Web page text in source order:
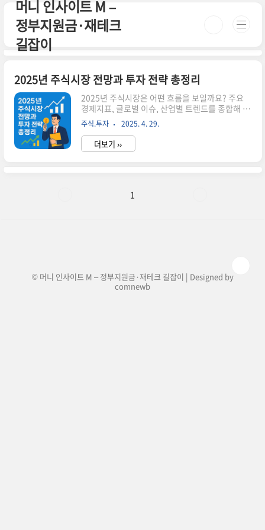
본문 바로가기
머니 인사이트 M –
정부지원금·재테크
길잡이
2025년 주식시장 전망과 투자 전략 총정리
2025년 주식시장은 어떤 흐름을 보일까요? 주요
경제지표, 글로벌 이슈, 산업별 트렌드를 종합해 투
자 전략을 세워보세요. 이번 포스팅에서는 2025년
주식시장에 영향을 줄 요소들과 대응 방법을 한눈
에 정리했습니다.✅ 2025년 주식시장 전망 요약미
국 금리 정책: 금리 인하 가능성 → 성장주에 긍정
재확산 가능성📈 2025년 투자 전략 제안1. 성장주
주식.투자 2025. 4. 29.
더보기 ››
1
© 머니 인사이트 M – 정부지원금·재테크 길잡이 | Designed by
comnewb